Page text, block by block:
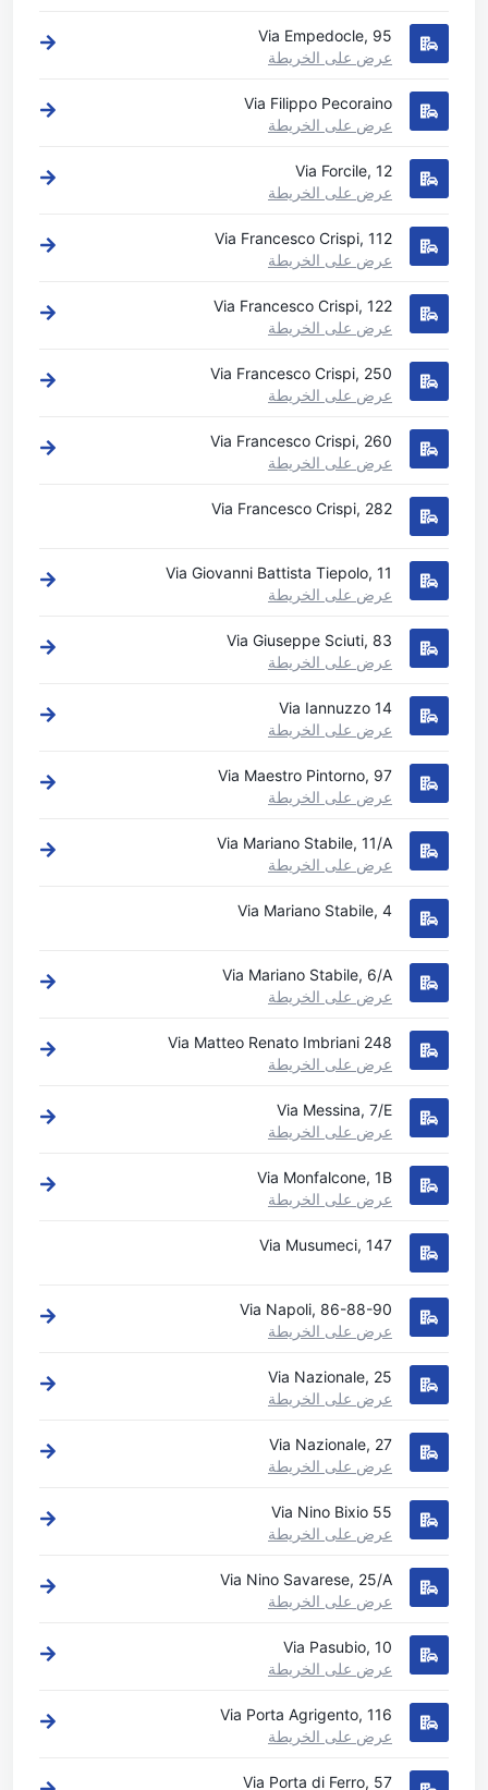
Via Empedocle, 95
عرض على الخريطة
Via Filippo Pecoraino
عرض على الخريطة
Via Forcile, 12
عرض على الخريطة
Via Francesco Crispi, 112
عرض على الخريطة
Via Francesco Crispi, 122
عرض على الخريطة
Via Francesco Crispi, 250
عرض على الخريطة
Via Francesco Crispi, 260
عرض على الخريطة
Via Francesco Crispi, 282
Via Giovanni Battista Tiepolo, 11
عرض على الخريطة
Via Giuseppe Sciuti, 83
عرض على الخريطة
Via Iannuzzo 14
عرض على الخريطة
Via Maestro Pintorno, 97
عرض على الخريطة
Via Mariano Stabile, 11/A
عرض على الخريطة
Via Mariano Stabile, 4
Via Mariano Stabile, 6/A
عرض على الخريطة
Via Matteo Renato Imbriani 248
عرض على الخريطة
Via Messina, 7/E
عرض على الخريطة
Via Monfalcone, 1B
عرض على الخريطة
Via Musumeci, 147
Via Napoli, 86-88-90
عرض على الخريطة
Via Nazionale, 25
عرض على الخريطة
Via Nazionale, 27
عرض على الخريطة
Via Nino Bixio 55
عرض على الخريطة
Via Nino Savarese, 25/A
عرض على الخريطة
Via Pasubio, 10
عرض على الخريطة
Via Porta Agrigento, 116
عرض على الخريطة
Via Porta di Ferro, 57